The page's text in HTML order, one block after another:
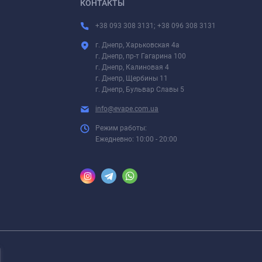
КОНТАКТЫ
+38 093 308 3131; +38 096 308 3131
г. Днепр, Харьковская 4а
г. Днепр, пр-т Гагарина 100
г. Днепр, Калиновая 4
г. Днепр, Щербины 11
г. Днепр, Бульвар Славы 5
info@evape.com.ua
Режим работы:
Ежедневно: 10:00 - 20:00